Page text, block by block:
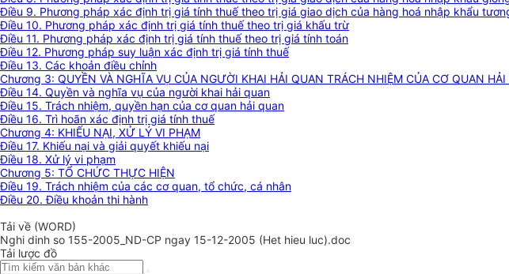
Điều 9. Phương pháp xác định trị giá tính thuế theo trị giá giao dịch của hàng hoá nhập khẩu
Điều 10. Phương pháp xác định trị giá tính thuế theo trị giá khấu trừ
Điều 11. Phương pháp xác định trị giá tính thuế theo trị giá tính toán
Điều 12. Phương pháp suy luận xác định trị giá tính thuế
Điều 13. Các khoản điều chỉnh
Chương 3: QUYỀN VÀ NGHĨA VỤ CỦA NGƯỜI KHAI HẢI QUAN TRÁCH NHIỆM CỦA CƠ QUAN HẢI
Điều 14. Quyền và nghĩa vụ của người khai hải quan
Điều 15. Trách nhiệm, quyền hạn của cơ quan hải quan
Điều 16. Trì hoãn xác định trị giá tính thuế
Chương 4: KHIẾU NẠI, XỬ LÝ VI PHẠM
Điều 17. Khiếu nại và giải quyết khiếu nại
Điều 18. Xử lý vi phạm
Chương 5: TỔ CHỨC THỰC HIỆN
Điều 19. Trách nhiệm của các cơ quan, tổ chức, cá nhân
Điều 20. Điều khoản thi hành
Tải về (WORD)
Nghi dinh so 155-2005_ND-CP ngay 15-12-2005 (Het hieu luc).doc
Tải lược đồ